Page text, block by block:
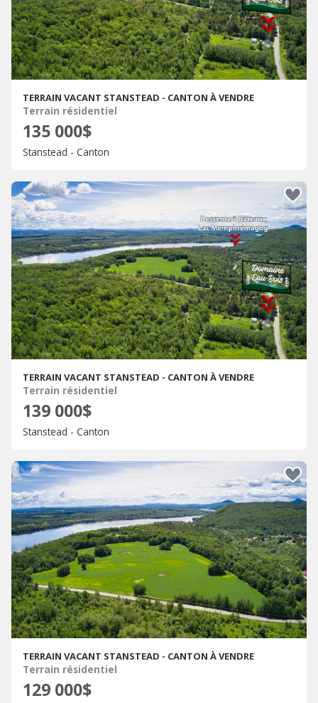
TERRAIN VACANT STANSTEAD - CANTON À VENDRE
Terrain résidentiel
135 000$
Stanstead - Canton
TERRAIN VACANT STANSTEAD - CANTON À VENDRE
Terrain résidentiel
139 000$
Stanstead - Canton
TERRAIN VACANT STANSTEAD - CANTON À VENDRE
Terrain résidentiel
129 000$